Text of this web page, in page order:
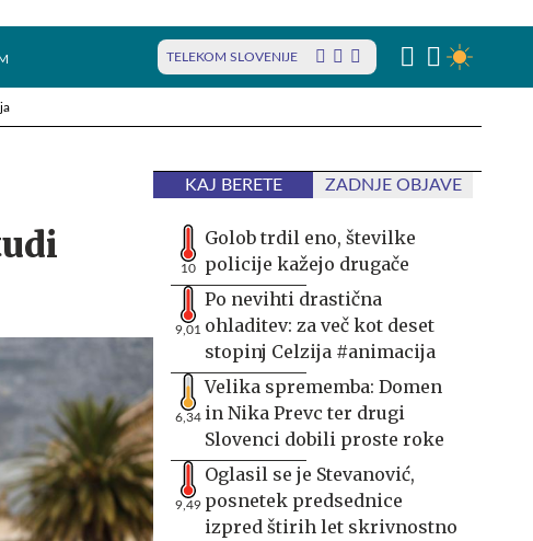
TELEKOM SLOVENIJE
KAJ BERETE ZADNJE OBJAVE
10
Golob trdil eno, številke
policije kažejo drugače
9,01
Po nevihti drastična
ohladitev: za več kot deset
stopinj Celzija #animacija
6,34
Velika sprememba: Domen
in Nika Prevc ter drugi
Slovenci dobili proste roke
9,49
Oglasil se je Stevanović,
posnetek predsednice
izpred štirih let skrivnostno